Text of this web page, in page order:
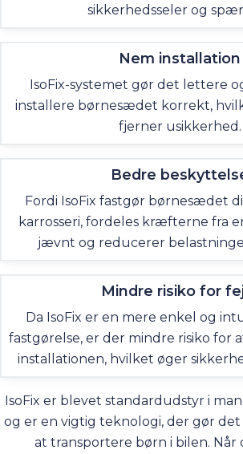
sikkerhedsseler og
Nem installation
IsoFix-systemet gør det lettere
installere børnesædet korrekt,
fjerner usikkerhed.
Bedre
Fordi IsoFix fastgør børnesædet
karrosseri, fordeles kræfterne fra
jævnt og reducerer
Mindre risiko for
Da IsoFix er en mere enkel og
fastgørelse, er der mindre risiko for
installationen, hvilket øger
IsoFix er blevet standardudstyr i
og er en vigtig teknologi, der gør
at transportere børn i bilen.